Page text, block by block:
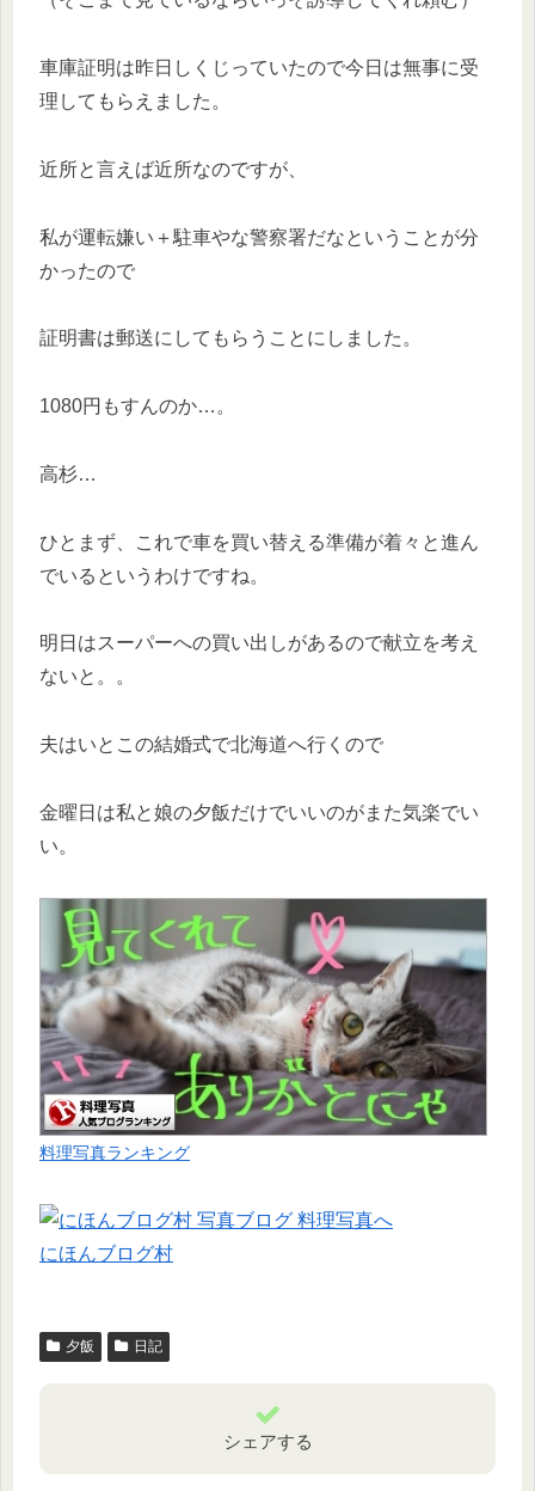
車庫証明は昨日しくじっていたので今日は無事に受
理してもらえました。
近所と言えば近所なのですが、
私が運転嫌い＋駐車やな警察署だなということが分
かったので
証明書は郵送にしてもらうことにしました。
1080円もすんのか…。
高杉…
ひとまず、これで車を買い替える準備が着々と進ん
でいるというわけですね。
明日はスーパーへの買い出しがあるので献立を考え
ないと。。
夫はいとこの結婚式で北海道へ行くので
金曜日は私と娘の夕飯だけでいいのがまた気楽でい
い。
料理写真ランキング
にほんブログ村
夕飯 日記
シェアする